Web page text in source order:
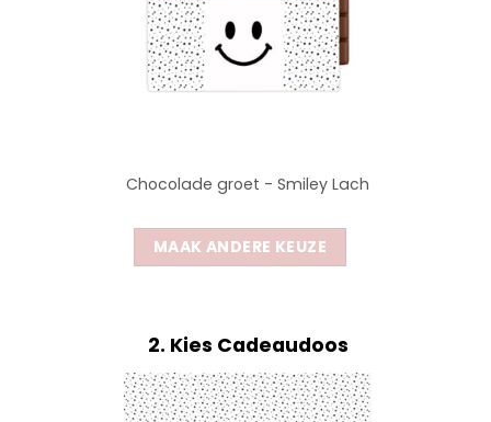
Chocolade groet - Smiley Lach
MAAK ANDERE KEUZE
2 Kies Cadeaudoos